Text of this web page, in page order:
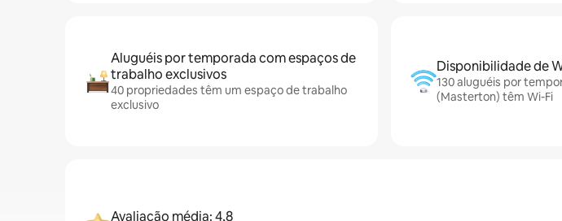
Aluguéis por temporada com espaços de
trabalho exclusivos
40 propriedades têm um espaço de trabalho
exclusivo
Disponibilidade de
130 aluguéis por
(Masterton) têm Wi-Fi
Avaliação média: 4,8